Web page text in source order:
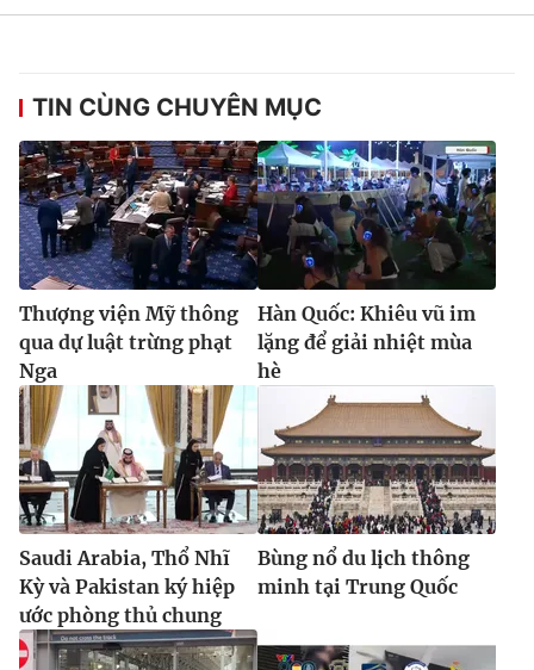
Ðiện thoại Thời báo VTV:024.66 897 897
® Cấm sao chép dưới mọi hình thức nếu không có sự chấp
thuận bằng văn bản. Ghi rõ nguồn VTV.vn khi phát hành lại
thông tin từ website này.
TIN CÙNG CHUYÊN MỤC
Thượng viện Mỹ thông
qua dự luật trừng phạt
Nga
Hàn Quốc: Khiêu vũ im
lặng để giải nhiệt mùa
hè
Saudi Arabia, Thổ Nhĩ
Kỳ và Pakistan ký hiệp
ước phòng thủ chung
Bùng nổ du lịch thông
minh tại Trung Quốc